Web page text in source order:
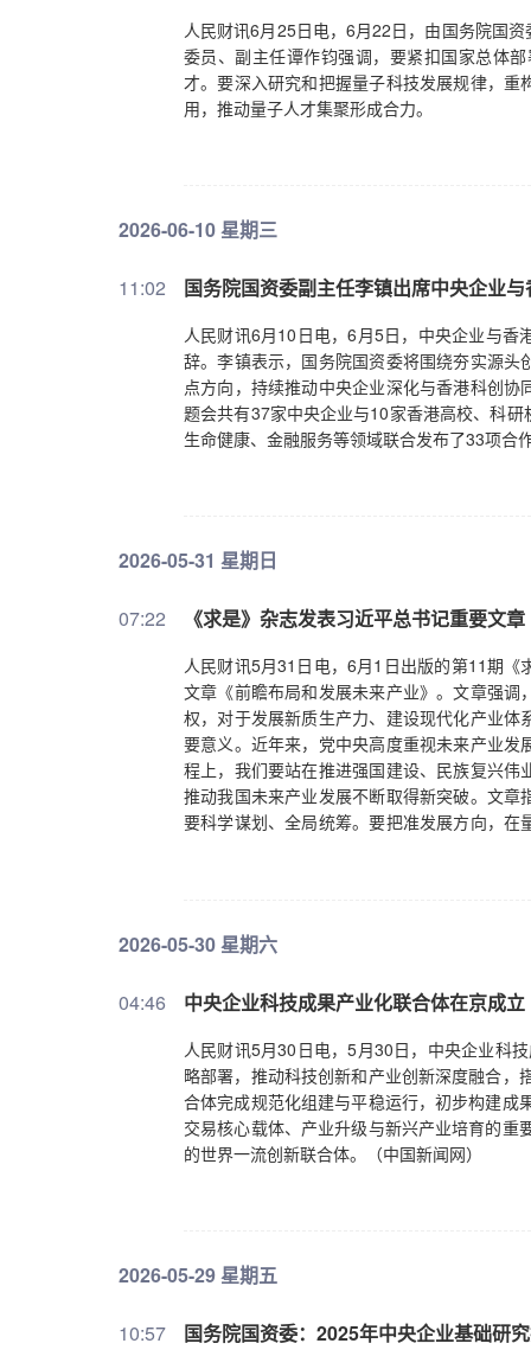
人民财讯6月25日电，6月22日，由国务院国
委员、副主任谭作钧强调，要紧扣国家总体
才。要深入研究和把握量子科技发展规律，
用，推动量子人才集聚形成合力。
2026-06-10 星期三
11:02 国务院国资委副主任李镇出席中央企业
人民财讯6月10日电，6月5日，中央企业与香
辞。李镇表示，国务院国资委将围绕夯实源
点方向，持续推动中央企业深化与香港科创
题会共有37家中央企业与10家香港高校、科
生命健康、金融服务等领域联合发布了33项合
2026-05-31 星期日
07:22 《求是》杂志发表习近平总书记重要文
人民财讯5月31日电，6月1日出版的第11期
文章《前瞻布局和发展未来产业》。文章强
权，对于发展新质生产力、建设现代化产业
要意义。近年来，党中央高度重视未来产业
程上，我们要站在推进强国建设、民族复兴
推动我国未来产业发展不断取得新突破。文
要科学谋划、全局统筹。要把准发展方向，
化布局，加快科技成果转化应用。文章指出
业。支持中央企业结合主责主业发展未来产
大力支持，政府要做好服务。要完善财税等
进、使用工作，在全社会营造鼓励创新的浓
业发展涉及面广，必须加强协同治理，统筹
体系，确保既“放得活”又“管得好”。不断深化
业技术迭代快、影响因素多、决策风险大，
2026-05-30 星期六
04:46 中央企业科技成果产业化联合体在京成立
人民财讯5月30日电，5月30日，中央企业科
略部署，推动科技创新和产业创新深度融合
合体完成规范化组建与平稳运行，初步构建
交易核心载体、产业升级与新兴产业培育的
的世界一流创新联合体。（中国新闻网）
2026-05-29 星期五
10:57 国务院国资委：2025年中央企业基础研